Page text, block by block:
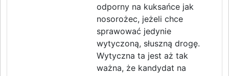
odporny na kuksańce jak
nosorożec, jeżeli chce
sprawować jedynie
wytyczoną, słuszną drogę.
Wytyczna ta jest aż tak
ważna, że kandydat na